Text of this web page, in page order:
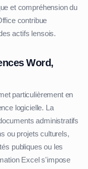
et compréhension du
contribue
actifs lensois.
Word,
particulièrement en
logicielle. La
administratifs
ou projets culturels,
publiques ou les
Excel s'impose